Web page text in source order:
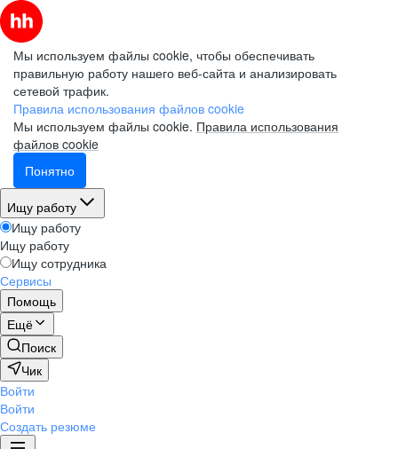
Мы используем файлы cookie, чтобы обеспечивать
правильную работу нашего веб-сайта и анализировать
сетевой трафик.
Правила использования файлов cookie
Мы используем файлы cookie. Правила использования
файлов cookie
Понятно
Ищу работу
Ищу работу
Ищу работу
Ищу сотрудника
Сервисы
Помощь
Ещё
Поиск
Чик
Войти
Войти
Создать резюме